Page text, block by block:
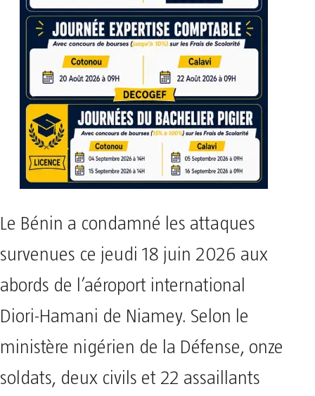
Le Bénin a condamné les attaques
survenues ce jeudi 18 juin 2026 aux
abords de l’aéroport international
Diori-Hamani de Niamey. Selon le
ministère nigérien de la Défense, onze
soldats, deux civils et 22 assaillants